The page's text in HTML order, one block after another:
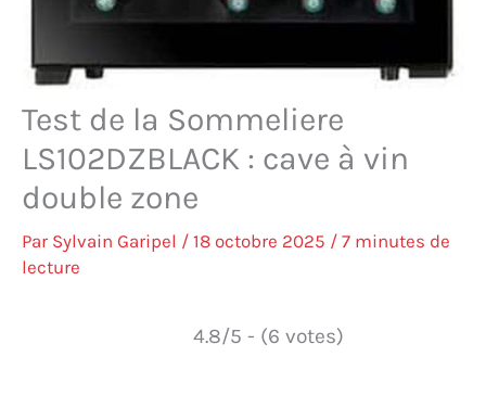
Test de la Sommeliere
LS102DZBLACK : cave à vin
double zone
Par Sylvain Garipel / 18 octobre 2025 / 7 minutes de
lecture
4.8/5 - (6 votes)